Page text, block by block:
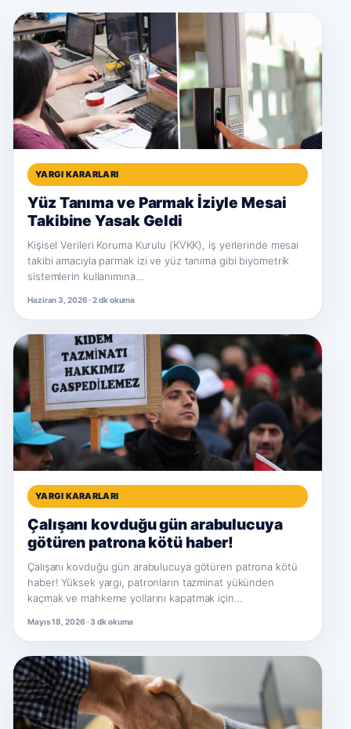
YARGI KARARLARI
Yüz Tanıma ve Parmak İziyle Mesai
Takibine Yasak Geldi
Kişisel Verileri Koruma Kurulu (KVKK), iş yerlerinde mesai
takibi amacıyla parmak izi ve yüz tanıma gibi biyometrik
sistemlerin kullanımına…
Haziran 3, 2026 · 2 dk okuma
YARGI KARARLARI
Çalışanı kovduğu gün arabulucuya
götüren patrona kötü haber!
Çalışanı kovduğu gün arabulucuya götüren patrona kötü
haber! Yüksek yargı, patronların tazminat yükünden
kaçmak ve mahkeme yollarını kapatmak için…
Mayıs 18, 2026 · 3 dk okuma